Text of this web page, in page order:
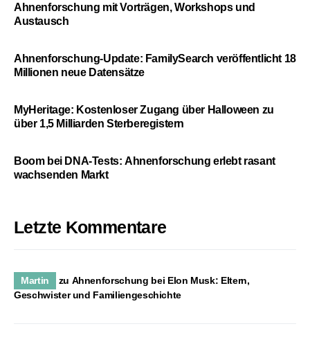
Ahnenforschung mit Vorträgen, Workshops und
Austausch
Ahnenforschung-Update: FamilySearch veröffentlicht 18
Millionen neue Datensätze
MyHeritage: Kostenloser Zugang über Halloween zu
über 1,5 Milliarden Sterberegistern
Boom bei DNA-Tests: Ahnenforschung erlebt rasant
wachsenden Markt
Letzte Kommentare
Martin zu Ahnenforschung bei Elon Musk: Eltern,
Geschwister und Familiengeschichte